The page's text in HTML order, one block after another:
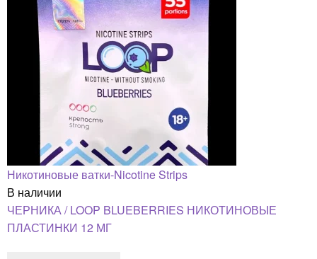
Никотиновые ватки-Nicotine Strips
В наличии
ЧЕРНИКА / LOOP BLUEBERRIES НИКОТИНОВЫЕ
ПЛАСТИНКИ 12 МГ